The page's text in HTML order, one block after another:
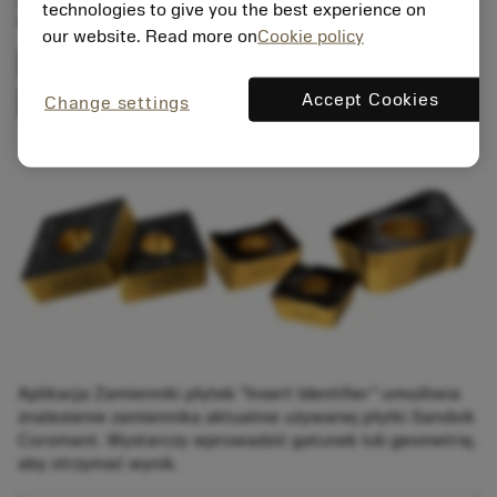
podstawie geometrii
lub gatunku płytki
Aplikacja Zamienniki płytek "Insert Identifier" umożliwia
znalezienie zamiennika aktualnie używanej płytki Sandvik
Coromant. Wystarczy wprowadzić gatunek lub geometrię,
aby otrzymać wynik.
technologies to give you the best experience on
our website. Read more onCookie policy
Change settings Accept Cookies